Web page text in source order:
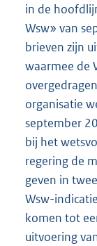
in de
Wsw» van
brieven zijn
waarmee de
organisatie
september
bij het
regering de
geven in
Wsw-
komen tot
uitvoering